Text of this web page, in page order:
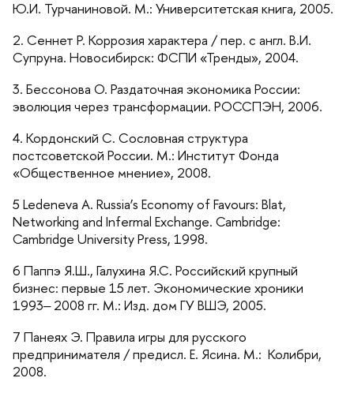
Ю.И. Турчаниновой. М.: Университетская книга, 2005.
2. Сеннет Р. Коррозия характера / пер. с англ. В.И.
Супруна. Новосибирск: ФСПИ «Тренды», 2004.
3. Бессонова О. Раздаточная экономика России:
эволюция через трансформации. РОССПЭН, 2006.
4. Кордонский С. Сословная структура
постсоветской России. М.: Институт Фонда
«Общественное мнение», 2008.
5 Ledeneva A. Russia’s Economy of Favours: Blat,
Networking and Infermal Exchange. Cambridge:
Cambridge University Press, 1998.
6 Паппэ Я.Ш., Галухина Я.С. Российский крупный
изнес: первые 15 лет. Экономические хроники
1993‒ 2008 гг. М.: Изд. дом ГУ ВШЭ, 2005.
7 Панеях Э. Правила игры для русского
предпринимателя / предисл. Е. Ясина. М.: Колибри,
2008.